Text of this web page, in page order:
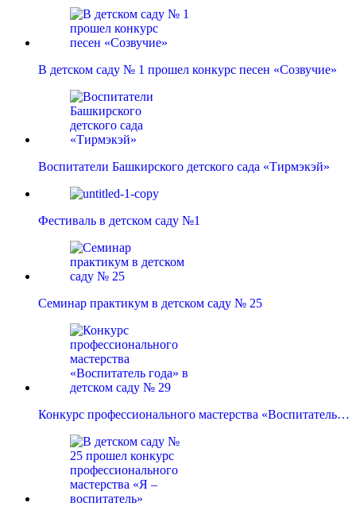
В детском саду № 1 прошел конкурс песен «Созвучие»
Воспитатели Башкирского детского сада «Тирмэкэй»
Фестиваль в детском саду №1
Семинар практикум в детском саду № 25
Конкурс профессионального мастерства «Воспитатель…